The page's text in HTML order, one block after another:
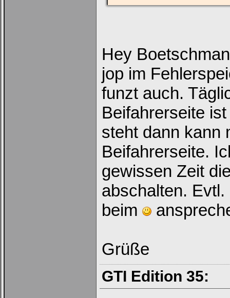
Hey
jop im
funzt auch.
Beifahrerseite
steht dann kann
Beifahrerseite.
gewissen Zeit
abschalten.
beim
Grüße
GTI Edition 35: